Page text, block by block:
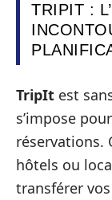
TRIPIT :
TripIt est
s’impose
réservations.
hôtels ou
transférer